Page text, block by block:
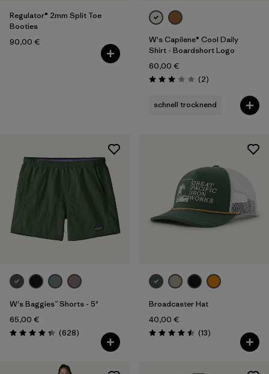
Filter by
Volumen
Regulator® 2mm Split Toe
Booties
90,00 €
W's Capilene® Cool Daily
Shirt - Boardshort Logo
60,00 €
Bewertung: 3.0 / 5
(2Rezensionen
)
schnell trocknend
W's Baggies™ Shorts - 5"
65,00 €
Bewertung: 4.3 / 5
(628Rezensionen
)
Broadcaster Hat
40,00 €
Bewertung: 4.5 / 5
(13Rezensionen
)